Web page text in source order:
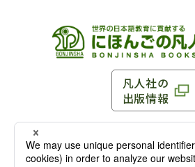
凡人社の
出版情報
〒102-0093 東京都千代田区平河町
TEL：03-3263-3959／FAX：03-